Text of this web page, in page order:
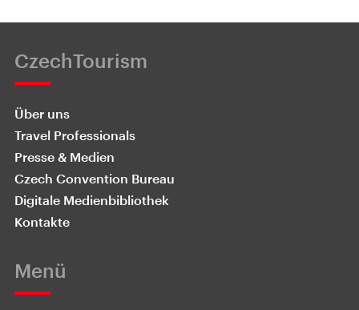
CzechTourism
Über uns
Travel Professionals
Presse & Medien
Czech Convention Bureau
Digitale Medienbibliothek
Kontakte
Menü